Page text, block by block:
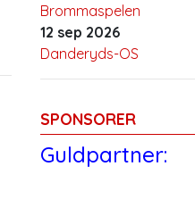
Brommaspelen
12 sep 2026
Danderyds-OS
SPONSORER
Guldpartner: